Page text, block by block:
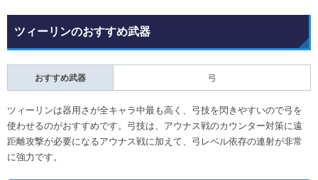
ツィーリンのおすすめ武器
おすすめ武器 弓
ツィーリンは器用さが全キャラ中最も高く、弓技を閃きやすいので弓を
使わせるのがおすすめです。弓技は、アウナス戦のカウンター対策に遠
距離攻撃が必要になるアウナス戦に加えて、弓レベル依存の連射が非常
に強力です。